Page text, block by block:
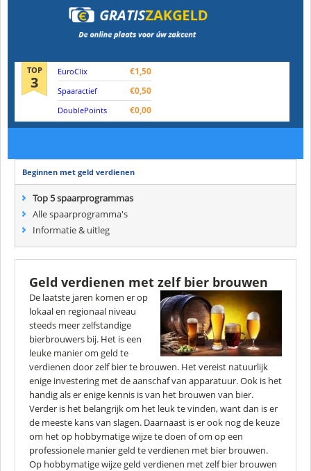
TOP
3
EuroClix €1,50
Spaaractief €0,50
DoublePoints €0,00
Beginnen met geld verdienen
Top 5 spaarprogrammas
Alle spaarprogramma's
Informatie & uitleg
Geld verdienen met zelf bier brouwen
De laatste jaren komen er op
lokaal en regionaal niveau
steeds meer zelfstandige
bierbrouwers bij. Het is een
leuke manier om geld te
verdienen door zelf bier te brouwen. Het vereist natuurlijk
enige investering met de aanschaf van apparatuur. Ook is het
handig als er enige kennis is van het brouwen van bier.
Verder is het belangrijk om het leuk te vinden, want dan is er
de meeste kans van slagen. Daarnaast is er ook nog de keuze
om het op hobbymatige wijze te doen of om op een
professionele manier geld te verdienen met bier brouwen.
Op hobbymatige wijze geld verdienen met zelf bier brouwen